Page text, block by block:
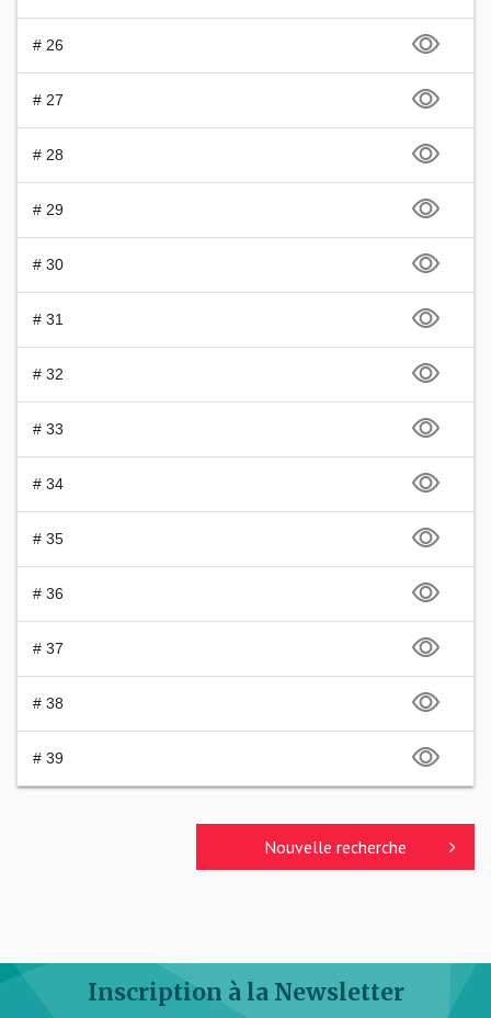
# 26
# 27
# 28
# 29
# 30
# 31
# 32
# 33
# 34
# 35
# 36
# 37
# 38
# 39
Nouvelle recherche
Inscription à la Newsletter